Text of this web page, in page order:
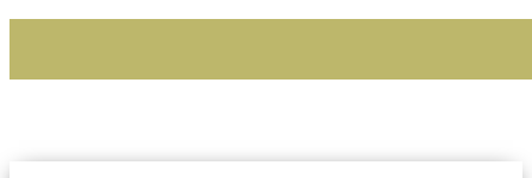
Hotline:0938 336 079